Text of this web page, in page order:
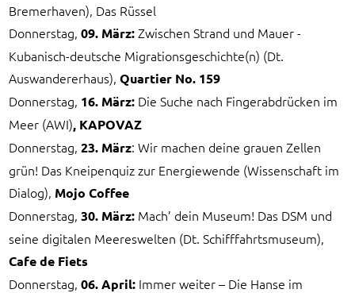
Bremerhaven), Das Rüssel
Donnerstag, 09. März:Zwischen Strand und Mauer -
Kubanisch-deutsche Migrationsgeschichte(n) (Dt.
Auswandererhaus),Quartier No. 159
Donnerstag, 16. März: Die Suche nach Fingerabdrücken im
Meer (AWI), KAPOVAZ
Donnerstag,23. März: Wir machen deine grauen Zellen
grün! Das Kneipenquiz zur Energiewende (Wissenschaft im
Dialog), Mojo Coffee
Donnerstag,30. März: Mach’ dein Museum! Das DSM und
seine digitalen Meereswelten (Dt. Schifffahrtsmuseum),
Cafe de Fiets
Donnerstag,06. April: Immer weiter – Die Hanse im